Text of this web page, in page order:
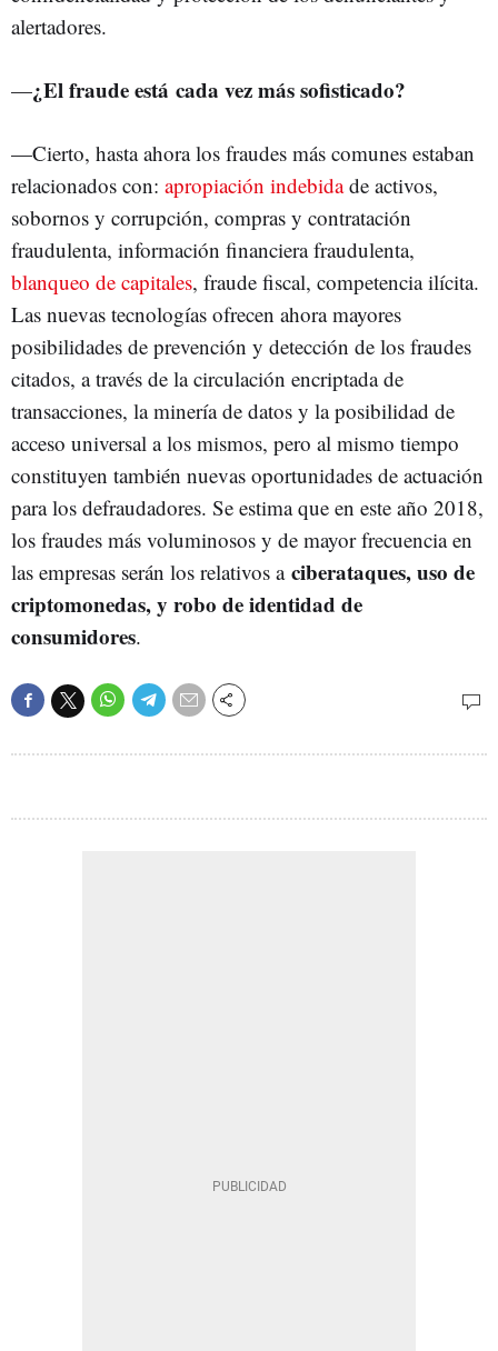
alertadores.
—¿El fraude está cada vez más sofisticado?
—Cierto, hasta ahora los fraudes más comunes estaban
relacionados con: apropiación indebidade activos,
sobornos y corrupción, compras y contratación
fraudulenta, información financiera fraudulenta,
blanqueo de capitales, fraude fiscal, competencia ilícita.
Las nuevas tecnologías ofrecen ahora mayores
posibilidades de prevención y detección de los fraudes
citados, a través de la circulación encriptada de
transacciones, la minería de datos y la posibilidad de
acceso universal a los mismos, pero al mismo tiempo
constituyen también nuevas oportunidades de actuación
para los defraudadores. Se estima que en este año 2018,
los fraudes más voluminosos y de mayor frecuencia en
las empresas serán los relativos a ciberataques, uso de
criptomonedas, y robo de identidad de
consumidores.